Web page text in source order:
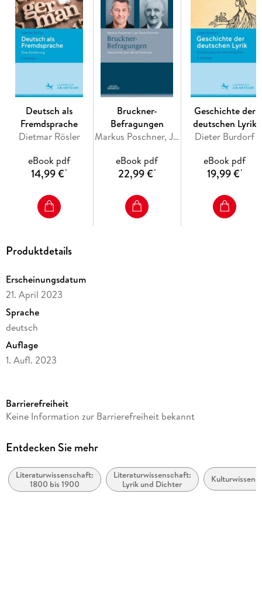
Inhaltsverzeichnis
Einleitung. - Stand der Forschung und Methodik. - Strukturen
der Ordnung im Romanzero. - Die zyklische Struktur des
Romanzero. - Transzendenz von Raum und Zeit im
Romanzero. - Schluss. - Bibliographie.
Deutsch als
Fremdsprache
Dietmar Rösler
eBook pdf
14,99 €*
Bruckner-
Befragungen
Markus Poschner, Jan David Schmitz
eBook pdf
22,99 €*
Geschichte der
deutschen Lyrik
Dieter Burdorf
eBook pdf
19,99 €*
Produktdetails
Erscheinungsdatum
21. April 2023
Sprache
deutsch
Auflage
1. Aufl. 2023
Dateigröße
Reihe
Autor/Autorin
Philipp Ritzen
Barrierefreiheit
Keine Information zur Barrierefreiheit bekannt
Entdecken Sie mehr
Literaturwissenschaft:
1800 bis 1900
Literaturwissenschaft:
Lyrik und Dichter